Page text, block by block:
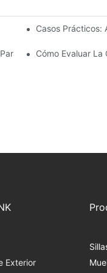
Para Las
Casos Prácticos:
Exteriores
Cómo Evaluar La
Exterior